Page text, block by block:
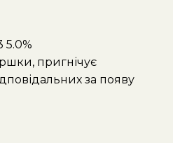
5.0%
пригнічує
за появу